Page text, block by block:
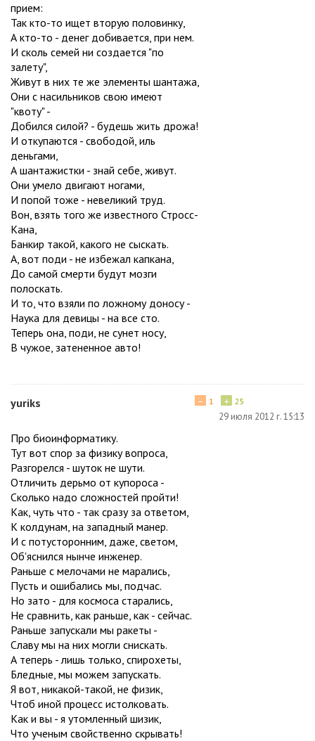
прием:
Так кто-то ищет вторую половинку,
А кто-то - денег добивается, при нем.
И сколь семей ни создается "по
залету",
Живут в них те же элементы шантажа,
Они с насильников свою имеют
"квоту" -
Добился силой? - будешь жить дрожа!
И откупаются - свободой, иль
деньгами,
А шантажистки - знай себе, живут.
Они умело двигают ногами,
И попой тоже - невеликий труд.
Вон, взять того же известного Стросс-
Кана,
Банкир такой, какого не сыскать.
А, вот поди - не избежал капкана,
До самой смерти будут мозги
полоскать.
И то, что взяли по ложному доносу -
Наука для девицы - на все сто.
Теперь она, поди, не сунет носу,
В чужое, затененное авто!
yuriks + 25
− 1
29 июля 2012 г. 15:13
Про биоинформатику.
Тут вот спор за физику вопроса,
Разгорелся - шуток не шути.
Отличить дерьмо от купороса -
Сколько надо сложностей пройти!
Как, чуть что - так сразу за ответом,
К колдунам, на западный манер.
И с потусторонним, даже, светом,
Об'яснился нынче инженер.
Раньше с мелочами не марались,
Пусть и ошибались мы, подчас.
Но зато - для космоса старались,
Не сравнить, как раньше, как - сейчас.
Раньше запускали мы ракеты -
Славу мы на них могли снискать.
А теперь - лишь только, спирохеты,
Бледные, мы можем запускать.
Я вот, никакой-такой, не физик,
Чтоб иной процесс истолковать.
Как и вы - я утомленный шизик,
Что ученым свойственно скрывать!